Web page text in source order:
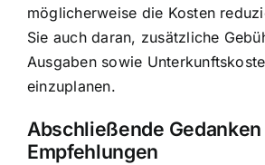
möglicherweise die Kosten
Sie auch daran, zusätzliche
Ausgaben sowie
einzuplanen.
Abschließende Gedanken
Empfehlungen